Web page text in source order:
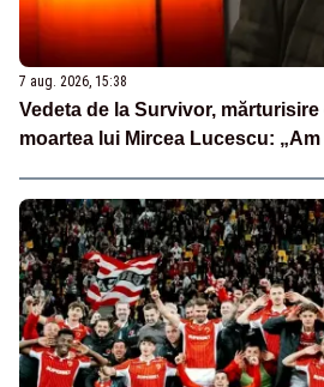
7 aug. 2026, 15:38
Vedeta de la Survivor,
moartea lui Mircea Lucescu: „Am